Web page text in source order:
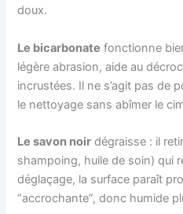
doux.
Le bicarbonate fonctionne
légère abrasion, aide au
incrustées. Il ne s’agit pas de
le nettoyage sans abîmer le
Le savon noir dégraisse : il
shampoing, huile de soin) qui
déglaçage, la surface paraît
“accrochante”, donc humide